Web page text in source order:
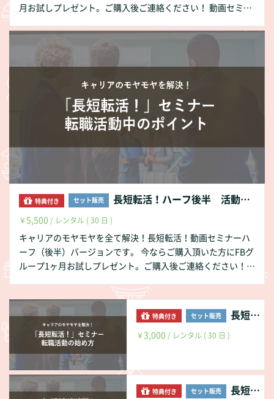
月お試しプレゼント。ご購入後ご連絡ください！ 動画セミナ
相手を知ろう ３．転職活動の始め方 ⅰ.最初の一歩はコ
レ！ ⅱ.転職エージェントの効果的な活用の仕方 ⅲ.
転職エージェントの選び方 ⅳ.LinkedINを使用した転職
募方法 ４．転職活動を効率的かつ効果的に進めるポイント
５．転職活動時のポイント ⅰ.応募する前のポイント
ⅱ.応募時のポイント ⅲ.面接のポイント ⅳ.オファ
ーに関するのポイント ６．最後に もっと詳しく知りたい方は
https://yuki83.com/archives/113 中身をチラ見せブログはコ
チラ https://yuki83.com/archives/549
特典付き セット販売 長短転活！ハーフ後半 活動中のポイント
￥5,500 / レンタル ( 30 日 )
キャリアのモヤモヤを全て解決！長短転活！動画セミナーハ
ーフ（後半）バージョンです。 今ならご購入頂いた方にFBグ
ループ1ヶ月お試しプレゼント。ご購入後ご連絡ください！
ング～２と４～６までです） １．転職活動の使い分け ２．攻
略すべき相手を知ろう ３．転職活動の始め方 ⅰ.最初の
一歩はコレ！ ⅱ.転職エージェントの効果的な活用の仕方
ⅲ.転職エージェントの選び方 ⅳ.LinkedINを使用し
た転職活動（スカウト待ち）紹介 ⅴ.その他 求人情報収
集＆応募方法 ４．転職活動を効率的かつ効果的に進めるポイ
ント ５．転職活動時のポイント ⅰ.応募する前のポイン
ト ⅱ.応募時のポイント ⅲ.面接のポイント ⅳ.オ
特典付き セット販売 長短転活！転職活動の始め方
￥3,000 / レンタル ( 30 日 )
特典付き セット販売 長短転活！フルバージョン Q&Aセッション付き